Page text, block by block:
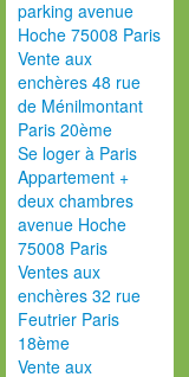
parking avenue
Hoche 75008 Paris
Vente aux
enchères 48 rue
de Ménilmontant
Paris 20ème
Se loger à Paris
Appartement +
deux chambres
avenue Hoche
75008 Paris
Ventes aux
enchères 32 rue
Feutrier Paris
18ème
Vente aux